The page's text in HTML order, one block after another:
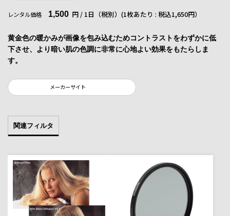
レンタル価格 1,500 円 / 1日（税別） (1枚あたり : 税込1,650円）
黄金色の暖かみが画像を包み込むためコントラストをわずかに低
下させ、より暗い肌の色調に非常に心地よい効果をもたらしま
す。
メーカーサイト
関連フィルタ